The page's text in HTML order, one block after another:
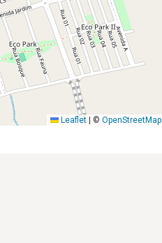
Leaflet © OpenStreetMap